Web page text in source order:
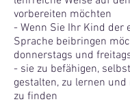
vorbereiten möchten
- Wenn Sie Ihr Kind der
Sprache beibringen
donnerstags und
- sie zu befähigen,
gestalten, zu lernen und
zu finden